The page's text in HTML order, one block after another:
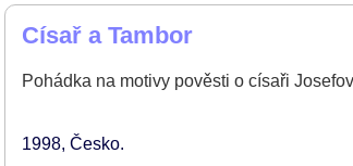
Císař a Tambor
Pohádka na motivy pověsti o císaři
1998 Česko